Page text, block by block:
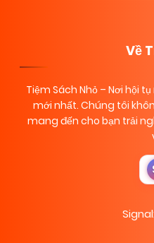
Về
Tiệm Sách Nhỏ – Nơi hội
mới nhất. Chúng tôi
mang đến cho bạn trải